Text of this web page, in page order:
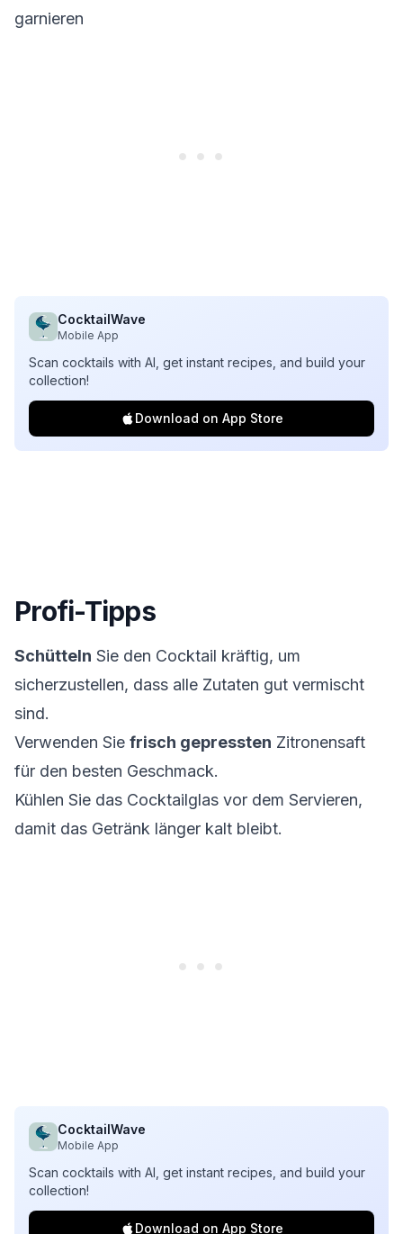
garnieren
CocktailWave
Mobile App
Scan cocktails with AI, get instant recipes, and build your
collection!
Download on App Store
Profi-Tipps
Schütteln Sie den Cocktail kräftig, um
sicherzustellen, dass alle Zutaten gut vermischt
sind.
Verwenden Sie frisch gepressten Zitronensaft
für den besten Geschmack.
Kühlen Sie das Cocktailglas vor dem Servieren,
damit das Getränk länger kalt bleibt.
CocktailWave
Mobile App
Scan cocktails with AI, get instant recipes, and build your
collection!
Download on App Store